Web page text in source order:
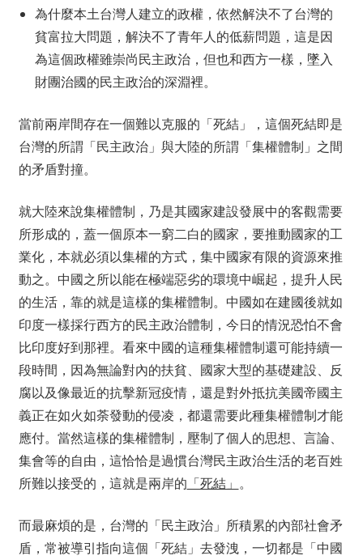
為什麼本土台灣人建立的政權，依然解決不了台灣的
貧富拉大問題，解決不了青年人的低薪問題，這是因
為這個政權雖崇尚民主政治，但也和西方一樣，墜入
財團治國的民主政治的深淵裡。
當前兩岸間存在一個難以克服的「死結」，這個死結即是
台灣的所謂「民主政治」與大陸的所謂「集權體制」之間
的矛盾對撞。
就大陸來說集權體制，乃是其國家建設發展中的客觀需要
所形成的，蓋一個原本一窮二白的國家，要推動國家的工
業化，本就必須以集權的方式，集中國家有限的資源來推
動之。中國之所以能在極端惡劣的環境中崛起，提升人民
的生活，靠的就是這樣的集權體制。中國如在建國後就如
印度一樣採行西方的民主政治體制，今日的情況恐怕不會
比印度好到那裡。看來中國的這種集權體制還可能持續一
段時間，因為無論對內的扶貧、國家大型的基礎建設、反
腐以及像最近的抗擊新冠疫情，還是對外抵抗美國帝國主
義正在如火如荼發動的侵凌，都還需要此種集權體制才能
應付。當然這樣的集權體制，壓制了個人的思想、言論、
集會等的自由，這恰恰是過慣台灣民主政治生活的老百姓
所難以接受的，這就是兩岸的 「死結」 。
而最麻煩的是，台灣的「民主政治」所積累的內部社會矛
盾，常被導引指向這個「死結」去發洩，一切都是「中國